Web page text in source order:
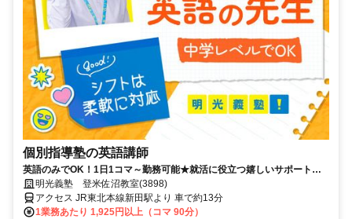
個別指導塾の英語講師
英語のみでOK！1日1コマ～勤務可能★就活に役立つ嬉しいサポートも
◎ミドル・シニアも活躍中
明光義塾 登米佐沼教室(3898)
アクセス JR東北本線新田駅より 車で約13分
1業務あたり 1,925円以上（コマ 90分）